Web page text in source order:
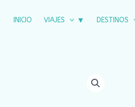
INICIO VIAJES DESTINOS